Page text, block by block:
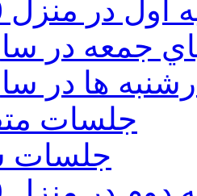
در منزل 1390
جمعه در سال
ها در سال
جلسات
جلسات